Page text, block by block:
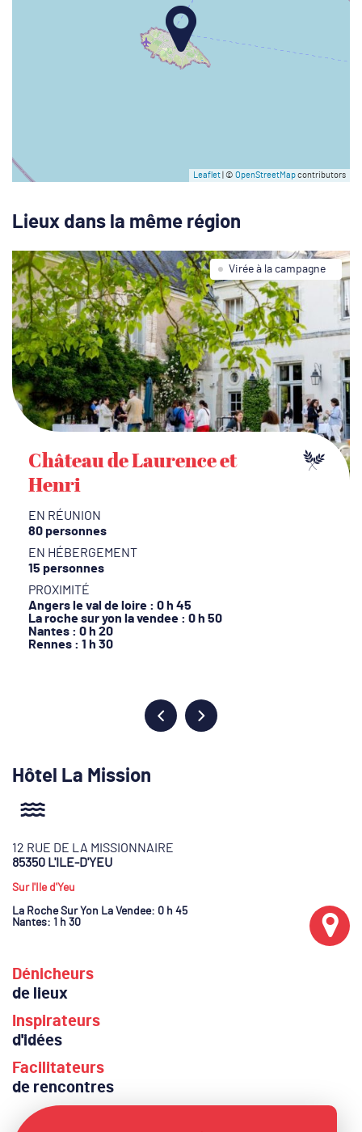
Leaflet | © OpenStreetMapcontributors
Lieux dans la même région
Virée à la campagne
Château de Laurence et
Henri
EN RÉUNION
80 personnes
EN HÉBERGEMENT
15 personnes
PROXIMITÉ
Angers le val de loire : 0 h 45
La roche sur yon la vendee : 0 h 50
Nantes : 0 h 20
Rennes : 1 h 30
Hôtel La Mission
12 RUE DE LA MISSIONNAIRE
85350 L'ILE-D'YEU
Sur l'Ile d'Yeu
La Roche Sur Yon La Vendee: 0 h 45
Nantes: 1 h 30
Dénicheurs
de lieux
Inspirateurs
d'idées
Facilitateurs
de rencontres